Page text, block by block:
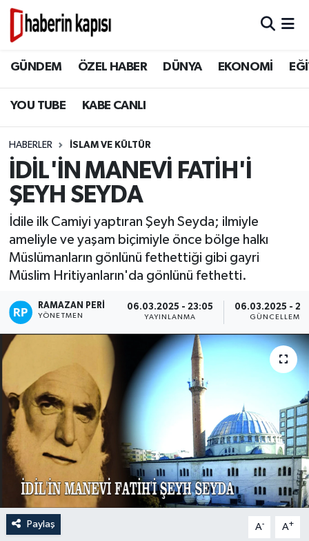
GÜNDEM ÖZEL HABER DÜNYA EKONOMİ
YOU TUBE KABE CANLI
HABERLER İSLAM VE KÜLTÜR
İDİL'İN MANEVİ FATİH'İ
ŞEYH SEYDA
İdile ilk Camiyi yaptıran Şeyh Seyda; ilmiyle
ameliyle ve yaşam biçimiyle önce bölge halkı
Müslümanların gönlünü fethettiği gibi gayri
Müslim Hritiyanların'da gönlünü fethetti.
RAMAZAN PERI
YÖNETMEN
06.03.2025 - 23:05
YAYINLANMA
06.03.2025 -
GÜNCELLEME
Paylaş A- A+
DÜNYA
EKONOMİ
GÜNDEM
HİKAYELER
İSLAM VE KÜLTÜR
KADIN AİLE
ÖZEL HABER
SAĞLIK
SPOR
TARİH
TASAVVUF
YAŞAM VE ÇEVRE
ÖZEL HABER
EKONOMİ
EĞİTİM
TASAVVUF
İSLAM VE KÜLTÜR
Trafik Durumu
Tüm Manşetler
Son Dakika Haberleri
Haber Arşivi